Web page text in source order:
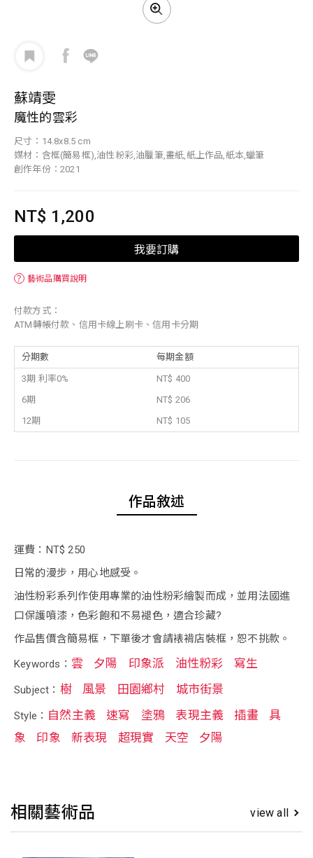
蘇靖雯
魔性的雲彩
尺寸：14.8x8.5 cm
媒材：含框(簡易框),油性粉彩,油臘筆,畫紙,紙上作品,紙本,蠟筆
創作年份：2021
NT$ 1,200
我要訂購
？ 藝術品購買說明
付款方式：
ATM轉帳付款、信用卡線上刷卡、信用卡分期
分期數 每期金額
3期 利率0%
NT$ 400
6期
NT$ 206
12期
NT$ 105
作品敘述
運費：NT$ 250
日常的漫步，用心地感受。
油性粉彩系列作使用專業的油性粉彩繪製而成，並用法國進
口保護噴漆，色彩飽和不易褪色，適合珍藏?
作品售價含簡易框，下單後才會請裱褙店裝框，恕不挑款。
Keywords： 雲 夕陽 印象派 油性粉彩 寫生
Subject： 樹 風景 田園鄉村 城市街景
Style： 自然主義 速寫 塗鴉 表現主義 插畫
具
象
印象 新表現 超現實 天空 夕陽
相關藝術品 view all